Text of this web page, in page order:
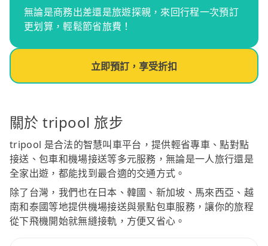
無論是商務出差還是旅遊探親，來回行程一次預訂
更划算，輕鬆節省旅費！
立即預訂，享受折扣
關於 tripool 旅步
tripool 是合法的智慧叫車平台，提供輕省專車、點對點
接送、包車和機場接送等多元服務，無論是一人旅行還是
全家出遊，都能找到最合適的交通方式。
除了台灣，我們也在日本、韓國、新加坡、馬來西亞、越
南和泰國等地提供機場接送與景點包車服務，讓你的旅程
從下飛機開始就無縫接軌，方便又省心。